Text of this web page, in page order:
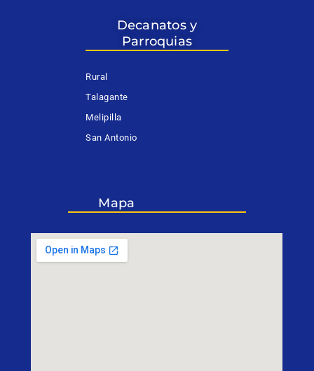
Decanatos y
Parroquias
Rural
Talagante
Melipilla
San Antonio
Mapa